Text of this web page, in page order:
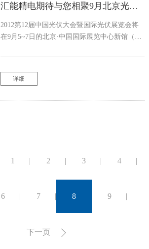
汇能精电期待与您相聚9月北京光伏展
2012第12届中国光伏大会暨国际光伏展览会将
在9月5~7日的北京·中国国际展览中心新馆（顺
控制器、模块化电站控制器、工频正弦波逆变
器、led驱动电源将向您展示
详细
1 2 3 4
6 7 8 9
下一页